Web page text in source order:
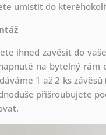
umístit do
ihned zavěsit do
na bytelný rám
1 až 2 ks
přišroubujete